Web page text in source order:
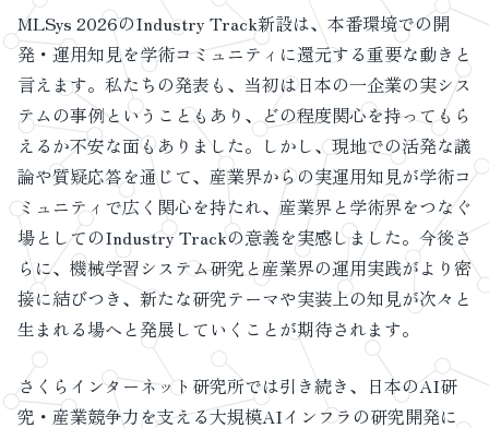
MLSys 2026のIndustry Track新設は、本番環境での開
発・運用知見を学術コミュニティに還元する重要な動きと
言えます。私たちの発表も、当初は日本の一企業の実シス
テムの事例ということもあり、どの程度関心を持ってもら
えるか不安な面もありました。しかし、現地での活発な議
論や質疑応答を通じて、産業界からの実運用知見が学術コ
ミュニティで広く関心を持たれ、産業界と学術界をつなぐ
場としてのIndustry Trackの意義を実感しました。今後さ
らに、機械学習システム研究と産業界の運用実践がより密
接に結びつき、新たな研究テーマや実装上の知見が次々と
生まれる場へと発展していくことが期待されます。
さくらインターネット研究所では引き続き、日本のAI研
究・産業競争力を支える大規模AIインフラの研究開発に